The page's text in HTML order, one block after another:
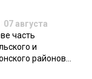
07 августа
часть
и
районов